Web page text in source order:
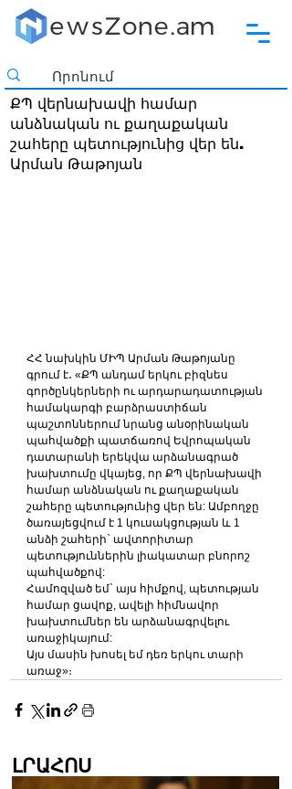
ՔՊ վերնախավի համար
անձնական ու քաղաքական
շահերը պետությունից վեր են.
Արման Թաթոյան
ՀՀ նախկին ՄԻՊ Արման Թաթոյանը
գրում է․ «ՔՊ անդամ երկու բիզնես
գործընկերների ու արդարադատության
համակարգի բարձրաստիճան
պաշտոններում նրանց անօրինական
պահվածքի պատճառով Եվրոպական
դատարանի երեկվա արձանագրած
խախտումը վկայեց, որ ՔՊ վերնախավի
համար անձնական ու քաղաքական
շահերը պետությունից վեր են: Ամբողջը
ծառայեցվում է 1 կուսակցության և 1
անձի շահերի` ավտորիտար
պետություններին լիակատար բնորոշ
պահվածքով:
Համոզված եմ` այս հիմքով, պետության
համար ցավոք, ավելի հիմնավոր
խախտումներ են արձանագրվելու
առաջիկայում:
Այս մասին խոսել եմ դեռ երկու տարի
առաջ»։
ԼՐԱՀՈՍ